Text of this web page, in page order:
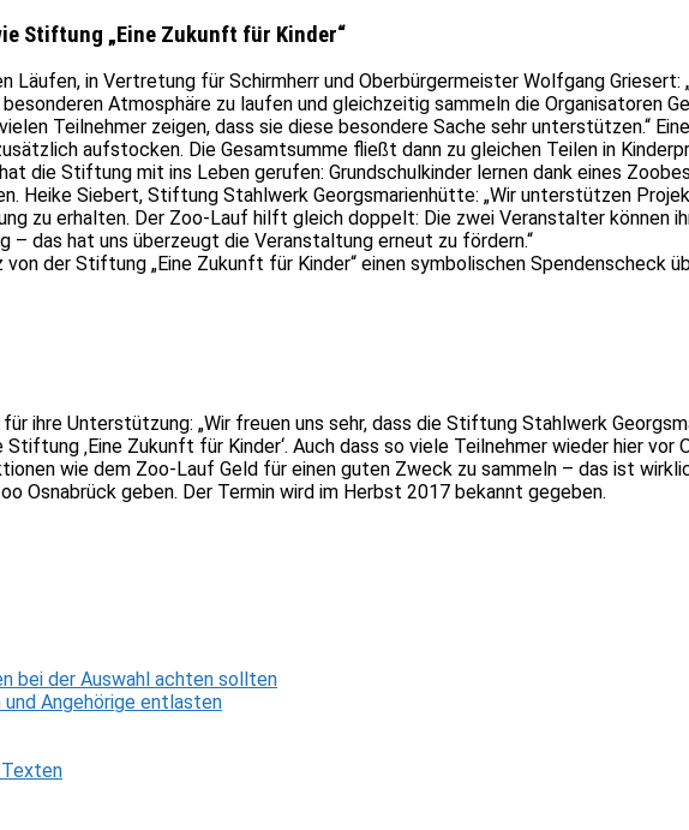
Stiftung „Eine Zukunft für Kinder“
in Vertretung für Schirmherr und Oberbürgermeister Wolfgang Griesert:
Atmosphäre zu laufen und gleichzeitig sammeln die Organisatoren
Teilnehmer zeigen, dass sie diese besondere Sache sehr unterstützen.“
aufstocken. Die Gesamtsumme fließt dann zu gleichen Teilen in
die Stiftung mit ins Leben gerufen: Grundschulkinder lernen dank eines
Heike Siebert, Stiftung Stahlwerk Georgsmarienhütte: „Wir unterstützen
zu erhalten. Der Zoo-Lauf hilft gleich doppelt: Die zwei Veranstalter können
– das hat uns überzeugt die Veranstaltung erneut zu fördern.“
der Stiftung „Eine Zukunft für Kinder“ einen symbolischen Spendenscheck
ihre Unterstützung: „Wir freuen uns sehr, dass die Stiftung Stahlwerk
‚Eine Zukunft für Kinder‘. Auch dass so viele Teilnehmer wieder hier vor
wie dem Zoo-Lauf Geld für einen guten Zweck zu sammeln – das ist
Osnabrück geben. Der Termin wird im Herbst 2017 bekannt gegeben.
bei der Auswahl achten sollten
Angehörige entlasten